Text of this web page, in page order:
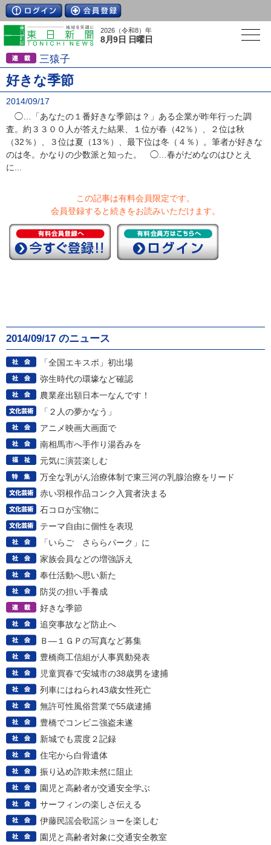
2026（令和8）年
8月9日 日曜日
三猿子
好きな季節
2014/09/17
◯…「あなたの１番好きな季節は？」ある企業が昨年行った調
査。約３３００人が答えた結果、１位が春（42％）、２位は秋
（32％）、３位は夏（13％）、最下位は冬（４％）。筆者が好きな
のは冬。かなりの少数派と知った。 ◯…春がだめなのはひとえ
に...
この記事は有料会員限定です。
会員登録すると続きをお読みいただけます。
2014/09/17 のニュース
「全国エキスポ」初出場
弥生時代の環壕など確認
農業産出額日本一なんです！
「２人の夢かなう」
アニメ映画大画面で
南相馬市へ手作り湯呑みを
元気に演芸楽しむ
万全な乳がん治療体制で東三河の乳腺治療をリード
赤い羽根作品コンク入賞者決まる
石コロが宝物に
テーマ自由に個性を表現
「いらご さららパーク」に
家族会員などの増強訴え
奉仕活動へ思い新た
防災の担い手養成
好きな季節
追突事故など防止へ
Ｂ―１ＧＰの写真など募集
豊橋商工信組が人事異動発表
児童買春で安城市の38歳男を逮捕
列車にはねられ43歳女性死亡
無許可性風俗営業で55歳逮捕
豊橋でコンビニ強盗未遂
新城でも震度２記録
住宅から白骨遺体
振り込め詐欺未然に阻止
園児と高齢者が交通安全学ぶ
サーフィンの楽しさ伝える
伊藤民謡会歌謡ショーを楽しむ
園児と高齢者対象に交通安全教室